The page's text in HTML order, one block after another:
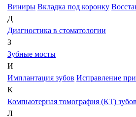
Виниры Вкладка под коронку
Д
Диагностика в стоматологии
З
Зубные мосты
И
Имплантация зубов Исправление
К
Компьютерная томография (КТ) зубов
Л